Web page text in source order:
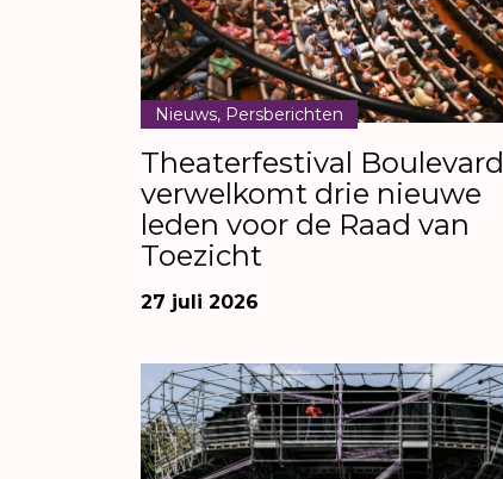
Theaterfestival Boulevard
verwelkomt drie nieuwe
leden voor de Raad van
Toezicht
27 juli 2026
Nieuws, Persberichten